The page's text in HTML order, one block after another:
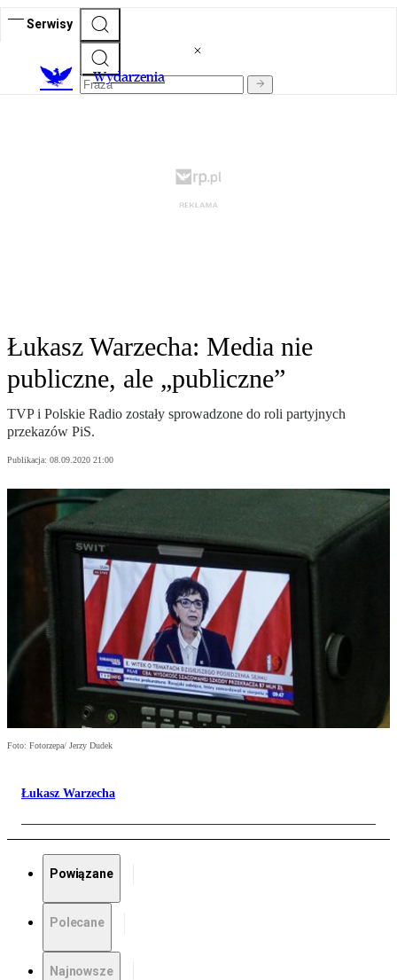
Serwisy
Wydarzenia
Łukasz Warzecha: Media nie
publiczne, ale „publiczne”
TVP i Polskie Radio zostały sprowadzone do roli partyjnych
przekazów PiS.
Publikacja: 08.09.2020 21:00
Foto: Fotorzepa/ Jerzy Dudek
Łukasz Warzecha
Powiązane
Polecane
Najnowsze